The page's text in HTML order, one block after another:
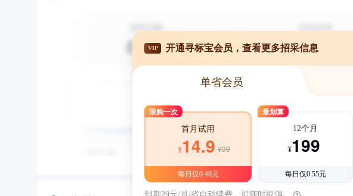
VIP 开通寻标宝会员，查看更多招采信息
单省会员
限购一次
首月试用
¥14.9 ¥39
每日仅0.48元
最划算
12个月
¥199
每日仅0.55元